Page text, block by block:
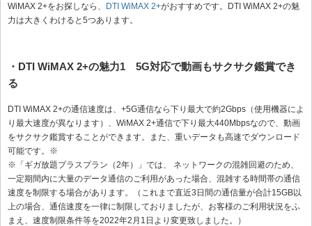
WiMAX 2+をお探しなら、 DTI WiMAX 2+がおすすめです。DTI WiMAX 2+の魅
力は大きくわけると5つあります。
・DTI WiMAX 2+の魅力1 5G対応で動画もサクサク鑑賞でき
る
DTI WiMAX 2+の通信速度は、+5G通信なら下り最大で約2Gbps（使用機器によ
り最大速度が異なります）、WiMAX 2+通信で下り最大440Mbpsなので、動画
をサクサク鑑賞することができます。また、重いデータも高速でダウンロード
可能です。※
※「ギガ放題プラスプラン（2年）」では、 ネットワークの混雑回避のため、
一定期間内に大量のデータ通信のご利用があった場合、混雑する時間帯の通信
速度を制限する場合があります。（これまで直近3日間の通信量が合計15GB以
上の場合、通信速度を一律に制限しておりましたが、お客様のご利用状況をふ
まえ、速度制限条件等を2022年2月1日より変更致しました。）